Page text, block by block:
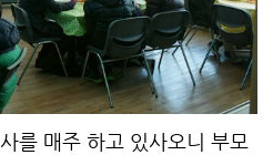
를 매주 하고 있사오니 부모